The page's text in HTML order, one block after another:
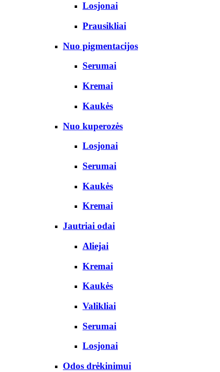
Losjonai
Prausikliai
Nuo pigmentacijos
Serumai
Kremai
Kaukės
Nuo kuperozės
Losjonai
Serumai
Kaukės
Kremai
Jautriai odai
Aliejai
Kremai
Kaukės
Valikliai
Serumai
Losjonai
Odos drėkinimui